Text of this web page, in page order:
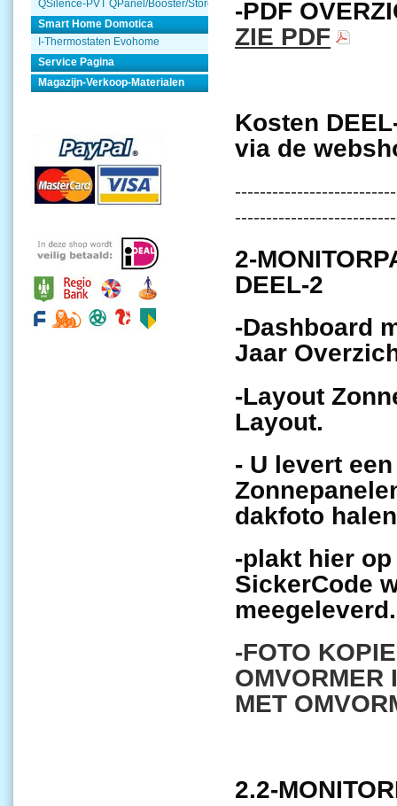
QSilence-PVT QPanel/Booster/Store
Smart Home Domotica
I-Thermostaten Evohome
Service Pagina
Magazijn-Verkoop-Materialen
-PDF
ZIE PDF
Kosten
via de
2-
DEEL-2
-Dashboard
Jaar
-Layout
Layout.
- U levert
dakfoto
-plakt hier
SickerCode
meegeleverd.
-FOTO
OMVORMER
MET
2.2-